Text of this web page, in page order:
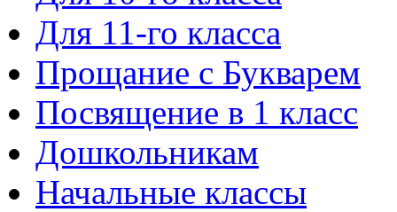
Для 11-го класса
Прощание с Букварем
Посвящение в 1 класс
Дошкольникам
Начальные классы